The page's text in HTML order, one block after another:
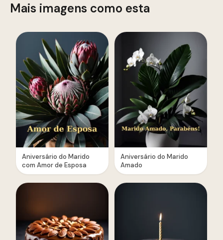
Mais imagens como esta
Aniversário do Marido
com Amor de Esposa
Aniversário do Marido
Amado